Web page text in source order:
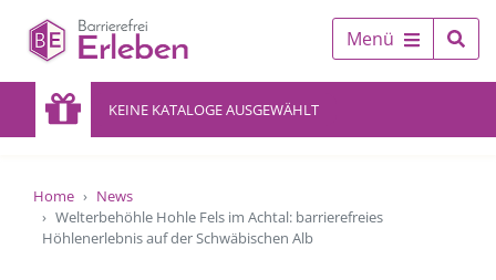
Menü
KEINE KATALOGE AUSGEWÄHLT
Home
News
Welterbehöhle Hohle Fels im Achtal: barrierefreies
Höhlenerlebnis auf der Schwäbischen Alb